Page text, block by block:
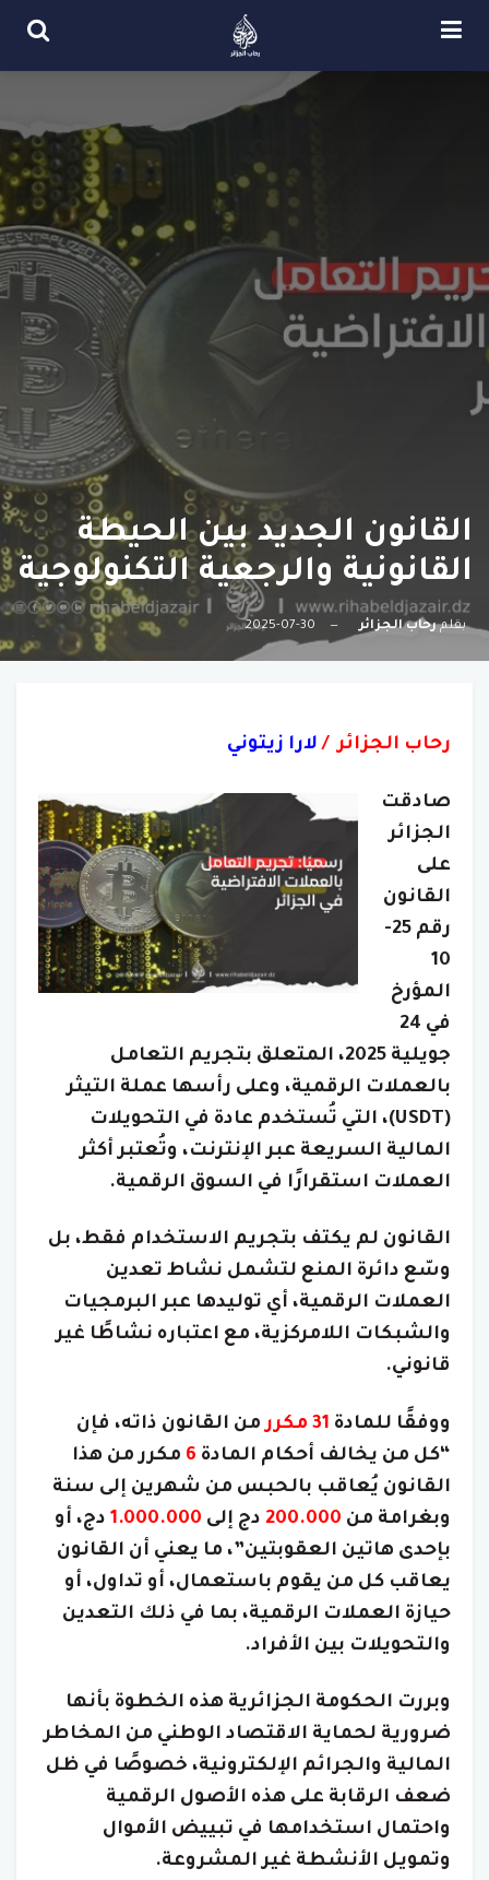
القانون الجديد بين الحيطة
القانونية والرجعية التكنولوجية
بقلم رحاب الجزائر 2025-07-30
رحاب الجزائر / لارا زيتوني
صادقت
الجزائر
على
القانون
رقم 25-
10
المؤرخ
في 24
جويلية 2025، المتعلق بتجريم التعامل
بالعملات الرقمية، وعلى رأسها عملة التيثر
(USDT)، التي تُستخدم عادة في التحويلات
المالية السريعة عبر الإنترنت، وتُعتبر أكثر
العملات استقرارًا في السوق الرقمية.
القانون لم يكتف بتجريم الاستخدام فقط، بل
وسّع دائرة المنع لتشمل نشاط تعدين
العملات الرقمية، أي توليدها عبر البرمجيات
والشبكات اللامركزية، مع اعتباره نشاطًا غير
قانوني.
ووفقًا للمادة 31 مكرر
من القانون ذاته، فإن
“كل من يخالف أحكام المادة 6 مكرر من هذا
القانون يُعاقب بالحبس من شهرين إلى سنة
وبغرامة من 200.000 دج إلى 1.000.000 دج، أو
بإحدى هاتين العقوبتين”، ما يعني أن القانون
يعاقب كل من يقوم باستعمال، أو تداول، أو
حيازة العملات الرقمية، بما في ذلك التعدين
والتحويلات بين الأفراد.
وبررت الحكومة الجزائرية هذه الخطوة بأنها
ضرورية لحماية الاقتصاد الوطني من المخاطر
المالية والجرائم الإلكترونية، خصوصًا في ظل
ضعف الرقابة على هذه الأصول الرقمية
واحتمال استخدامها في تبييض الأموال
وتمويل الأنشطة غير المشروعة.